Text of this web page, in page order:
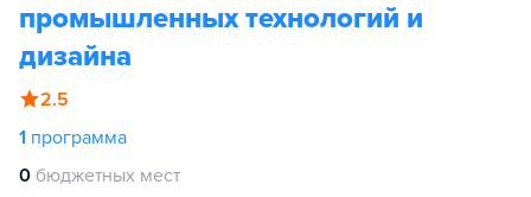
промышленных технологий и
дизайна
2.5
1 программа
0 бюджетных мест